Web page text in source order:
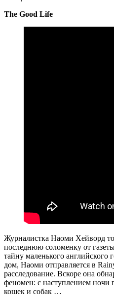
The Good Life
Журналистка Наоми Хейворд
последнюю соломенку от
тайну маленького английского
дом, Наоми отправляется в
расследование. Вскоре она
феномен: с наступлением ночи
кошек и собак …